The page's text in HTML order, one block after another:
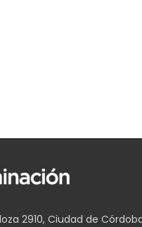
2910, Ciudad de